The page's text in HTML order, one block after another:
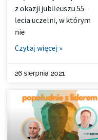
z okazji jubileuszu 55-
lecia uczelni, w którym
nie
Czytaj więcej »
26 sierpnia 2021